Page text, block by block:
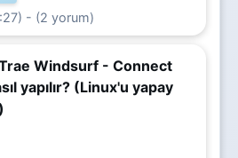
- (2 yorum)
Windsurf - Connect
yapılır? (Linux'u yapay